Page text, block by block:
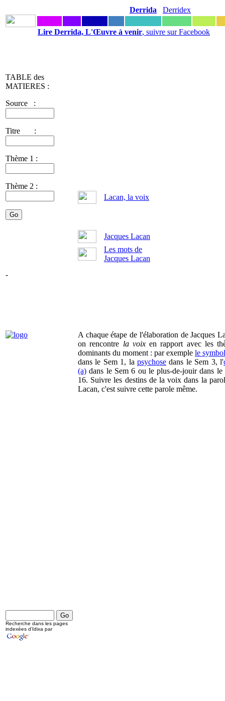
Derrida Derridex
Lire Derrida, L'Œuvre à venir, suivre sur Facebook
TABLE des
MATIERES :
Source :
Titre :
Thème 1 :
Thème 2 :
Lacan, la voix
Jacques Lacan
-
Les mots de
Jacques Lacan
A chaque étape de l'élaboration de Jacques
on rencontre la voixen rapport avec les
dominants du moment : par exemple le
dans le Sem 1, la psychose dans le Sem 3, l'
(a) dans le Sem 6 ou le plus-de-jouir dans le
16. Suivre les destins de la voix dans la
Lacan, c'est suivre cette parole même.
Recherche dans les pages
indexées d'Idixa par